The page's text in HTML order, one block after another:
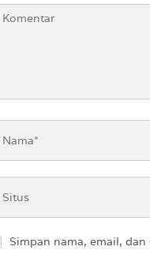
Simpan nama, email,